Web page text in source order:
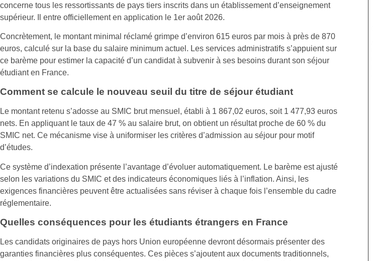
concerne tous les ressortissants de pays tiers inscrits dans un établissement d’enseignement
supérieur. Il entre officiellement en application le 1er août 2026.
Concrètement, le montant minimal réclamé grimpe d’environ 615 euros par mois à près de 870
euros, calculé sur la base du salaire minimum actuel. Les services administratifs s’appuient sur
ce barème pour estimer la capacité d’un candidat à subvenir à ses besoins durant son séjour
étudiant en France.
Comment se calcule le nouveau seuil du titre de séjour étudiant
Le montant retenu s’adosse au SMIC brut mensuel, établi à 1 867,02 euros, soit 1 477,93 euros
nets. En appliquant le taux de 47 % au salaire brut, on obtient un résultat proche de 60 % du
SMIC net. Ce mécanisme vise à uniformiser les critères d’admission au séjour pour motif
d’études.
Ce système d’indexation présente l’avantage d’évoluer automatiquement. Le barème est ajusté
selon les variations du SMIC et des indicateurs économiques liés à l’inflation. Ainsi, les
exigences financières peuvent être actualisées sans réviser à chaque fois l’ensemble du cadre
réglementaire.
Quelles conséquences pour les étudiants étrangers en France
Les candidats originaires de pays hors Union européenne devront désormais présenter des
garanties financières plus conséquentes. Ces pièces s’ajoutent aux documents traditionnels,